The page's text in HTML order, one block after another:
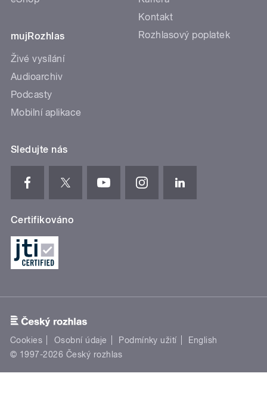
mujRozhlas
Živé vysílání
Audioarchiv
Podcasty
Mobilní aplikace
Kontakt
Rozhlasový poplatek
Sledujte nás
Certifikováno
Cookies Osobní údaje Podmínky užití
English
© 1997-2026 Český rozhlas